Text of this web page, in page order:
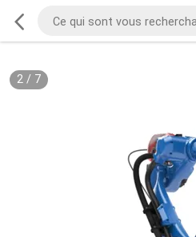
2/ 7